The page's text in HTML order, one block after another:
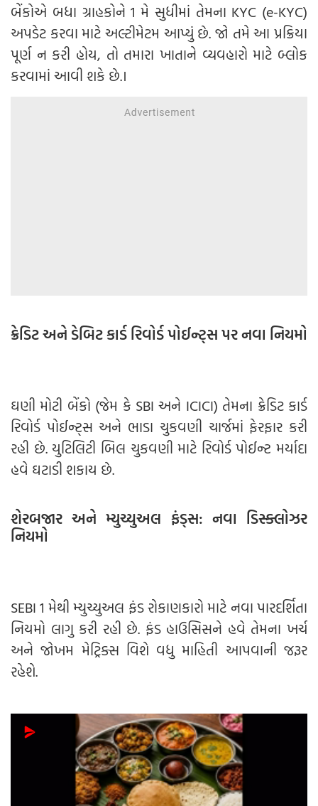
બેંકોએ બધા ગ્રાહકોને 1 મે સુધીમાં તેમના KYC (e-KYC)
અપડેટ કરવા માટે અલ્ટીમેટમ આપ્યું છે. જો તમે આ પ્રક્રિયા
પૂર્ણ ન કરી હોય, તો તમારા ખાતાને વ્યવહારો માટે બ્લોક
કરવામાં આવી શકે છે.।
ક્રેડિટ અને ડેબિટ કાર્ડ રિવોર્ડ પોઈન્ટ્સ પર નવા નિયમો
ઘણી મોટી બેંકો (જેમ કે SBI અને ICICI) તેમના ક્રેડિટ કાર્ડ
રિવોર્ડ પોઈન્ટ્સ અને ભાડા ચુકવણી ચાર્જમાં ફેરફાર કરી
રહી છે. યુટિલિટી બિલ ચુકવણી માટે રિવોર્ડ પોઈન્ટ મર્યાદા
હવે ઘટાડી શકાય છે.
શેરબજાર અને મ્યુચ્યુઅલ ફંડ્સ: નવા ડિસ્ક્લોઝર
નિયમો
SEBI 1 મેથી મ્યુચ્યુઅલ ફંડ રોકાણકારો માટે નવા પારદર્શિતા
નિયમો લાગુ કરી રહી છે. ફંડ હાઉસિસને હવે તેમના ખર્ચ
અને જોખમ મેટ્રિક્સ વિશે વધુ માહિતી આપવાની જરૂર
રહેશે.